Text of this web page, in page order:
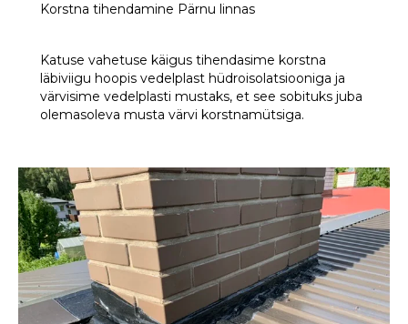
Korstna tihendamine Pärnu linnas
Katuse vahetuse käigus tihendasime korstna
läbiviigu hoopis vedelplast hüdroisolatsiooniga ja
värvisime vedelplasti mustaks, et see sobituks juba
olemasoleva musta värvi korstnamütsiga.